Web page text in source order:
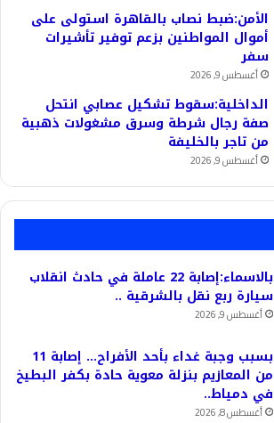
الأمن:ضبط نصاب بالقاهرة استولى على
أموال المواطنين بزعم توفير تأشيرات
سفر
أغسطس 9, 2026
الداخلية:سقوط تشكيل عصابي انتحل
صفة رجال شرطة وسرق مشغولات ذهبية
من تاجر بالخليفة
أغسطس 9, 2026
بالاسماء:إصابة 22 عاملة في حادث انقلاب
سيارة ربع نقل بالشرقية ..
أغسطس 9, 2026
بسبب وجبة غداء بأحد الأفراح… إصابة 11
من المعازيم بنزلة معوية حادة بكفر البطيخ
في دمياط..
أغسطس 8, 2026